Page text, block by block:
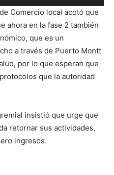
Comercio local acotó que
ahora en la fase 2 también
que es un
a través de Puerto Montt
por lo que esperan que
que la autoridad
insistió que urge que
retornar sus actividades,
ingresos.